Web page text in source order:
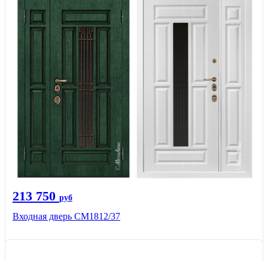
213 750 руб
Входная дверь СМ1812/37